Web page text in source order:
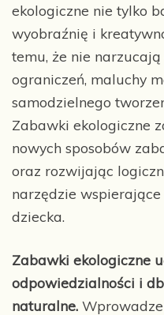
ekologiczne nie tylko
wyobraźnię i
temu, że nie
ograniczeń, maluchy
samodzielnego
Zabawki ekologiczne
nowych sposobów
oraz rozwijając
narzędzie
dziecka.
Zabawki ekologiczne
odpowiedzialności i
naturalne.